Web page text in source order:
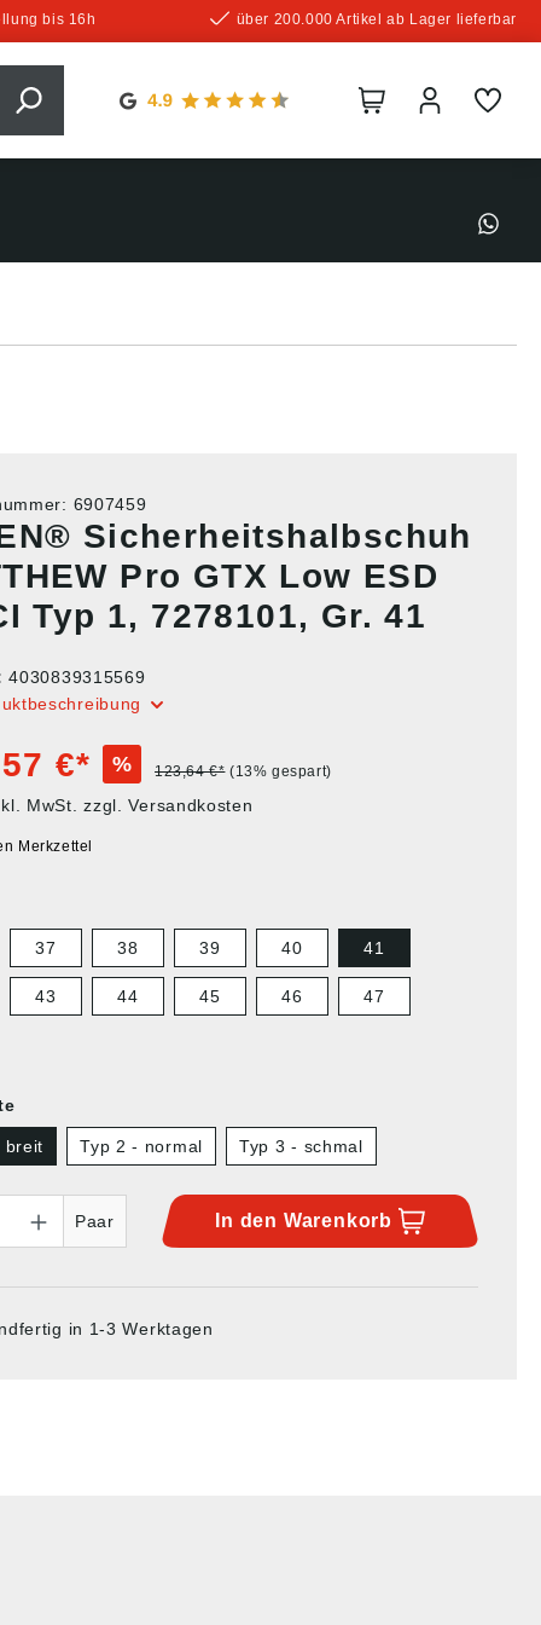
bis 16h über 200.000 Artikel ab Lager lieferbar
6907459
Sicherheitshalbschuh
Pro GTX Low ESD
Typ 1, 7278101, Gr. 41
4030839315569
€* % 123,64 €* (13% gespart)
MwSt. zzgl. Versandkosten
Merkzettel
37 38 39 40 41
43 44 45 46 47
breit Typ 2 - normal Typ 3 - schmal
Paar In den Warenkorb
in 1-3 Werktagen